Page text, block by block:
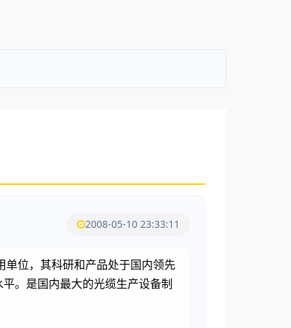
2008-05-10 23:33:11
位，其科研和产品处于国内领先
。是国内最大的光缆生产设备制